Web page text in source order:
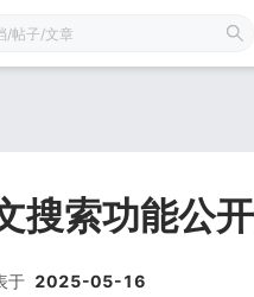
搜索功能公
于 2025-05-16